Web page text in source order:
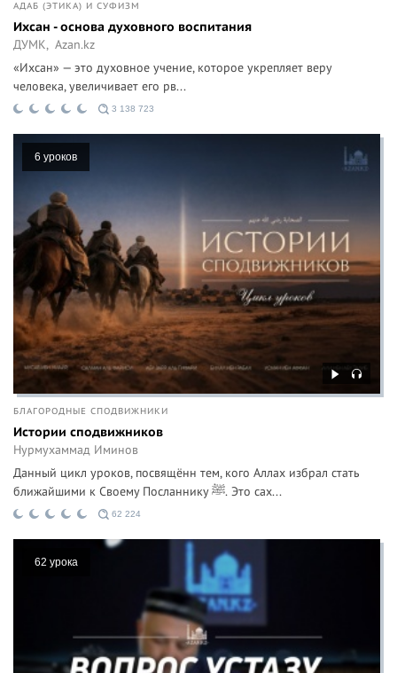
АДАБ (ЭТИКА) И СУФИЗМ
Ихсан - основа духовного воспитания
ДУМК, Azan.kz
«Ихсан» — это духовное учение, которое укрепляет веру
человека, увеличивает его рв...
3 138 723
6 уроков
БЛАГОРОДНЫЕ СПОДВИЖНИКИ
Истории сподвижников
Нурмухаммад Иминов
Данный цикл уроков, посвящённ тем, кого Аллах избрал стать
ближайшими к Своему Посланнику ﷺ. Это сах...
62 224
62 урока